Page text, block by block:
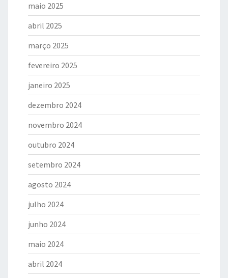
maio 2025
abril 2025
março 2025
fevereiro 2025
janeiro 2025
dezembro 2024
novembro 2024
outubro 2024
setembro 2024
agosto 2024
julho 2024
junho 2024
maio 2024
abril 2024